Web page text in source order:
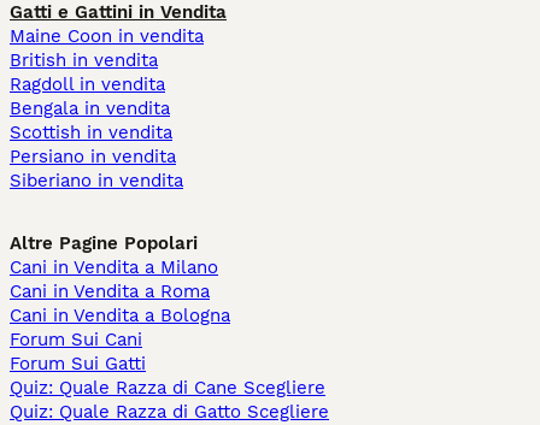
Gatti e Gattini in Vendita
Maine Coon in vendita
British in vendita
Ragdoll in vendita
Bengala in vendita
Scottish in vendita
Persiano in vendita
Siberiano in vendita
Altre Pagine Popolari
Cani in Vendita a Milano
Cani in Vendita a Roma
Cani in Vendita a Bologna
Forum Sui Cani
Forum Sui Gatti
Quiz: Quale Razza di Cane Scegliere
Quiz: Quale Razza di Gatto Scegliere